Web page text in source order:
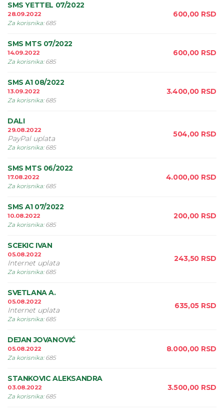
SMS YETTEL 07/2022
28.09.2022
Za korisnika: 685
600,00 RSD
SMS MTS 07/2022
14.09.2022
Za korisnika: 685
600,00 RSD
SMS A1 08/2022
13.09.2022
Za korisnika: 685
3.400,00 RSD
DALI
29.08.2022
PayPal uplata
Za korisnika: 685
504,00 RSD
SMS MTS 06/2022
17.08.2022
Za korisnika: 685
4.000,00 RSD
SMS A1 07/2022
10.08.2022
Za korisnika: 685
200,00 RSD
SCEKIC IVAN
05.08.2022
Internet uplata
Za korisnika: 685
243,50 RSD
SVETLANA A.
05.08.2022
Internet uplata
Za korisnika: 685
635,05 RSD
DEJAN JOVANOVIĆ
05.08.2022
Za korisnika: 685
8.000,00 RSD
STANKOVIC ALEKSANDRA
03.08.2022
Za korisnika: 685
3.500,00 RSD